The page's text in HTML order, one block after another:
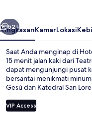
Berikutnya
52+
RingkasanKamarLokasi
Saat Anda menginap di
15 menit jalan kaki dari
dapat mengunjungi pusat
bersantai menikmati
Gesù dan Katedral San
traveler.
VIP Access